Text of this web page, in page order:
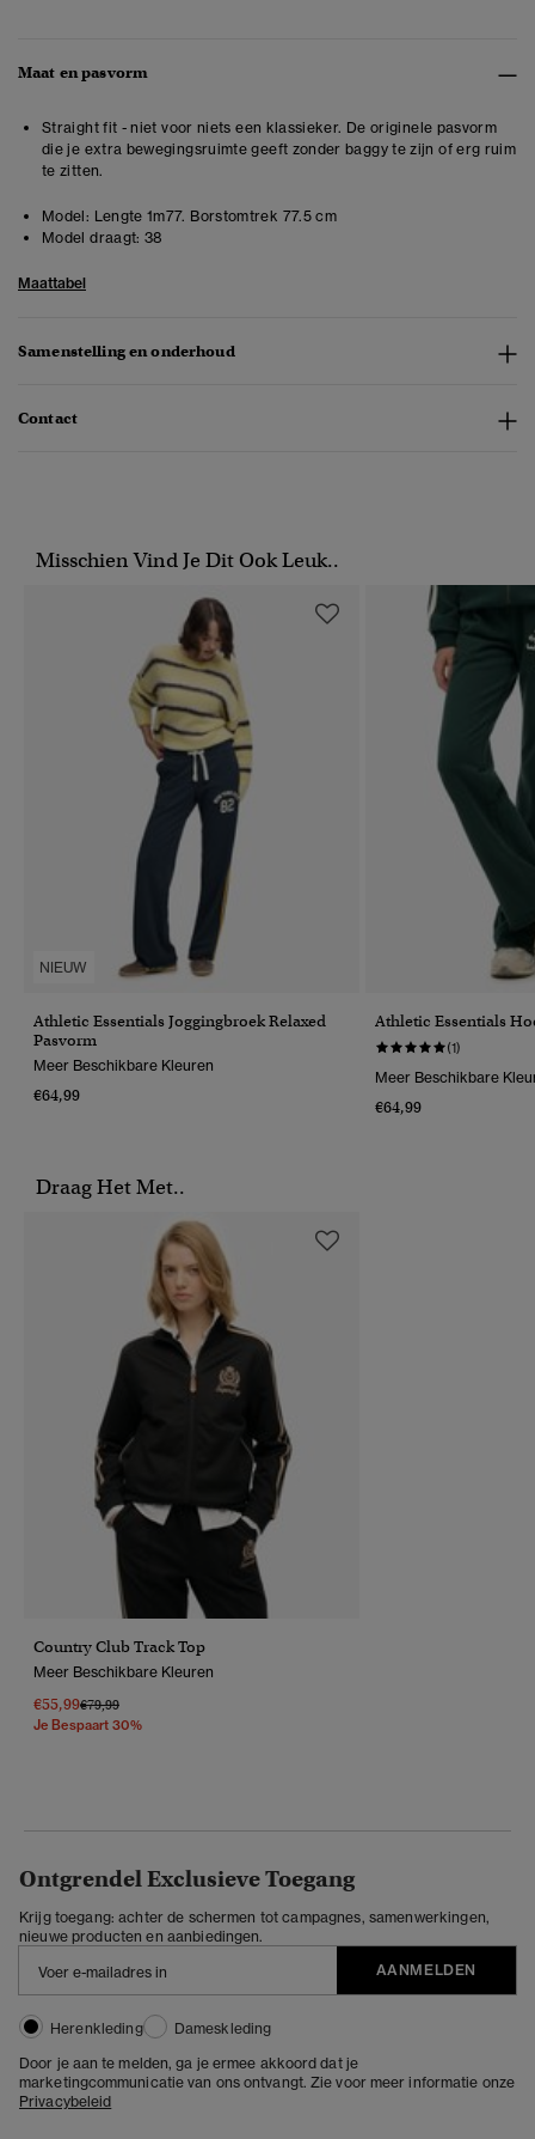
Maat en pasvorm
Straight fit - niet voor niets een klassieker. De originele pasvorm
die je extra bewegingsruimte geeft zonder baggy te zijn of erg ruim
te zitten.
Model: Lengte 1m77. Borstomtrek 77.5 cm
Model draagt: 38
Maattabel
Samenstelling en onderhoud
Contact
Misschien Vind Je Dit Ook Leuk..
NIEUW
Athletic Essentials Joggingbroek Relaxed
Pasvorm
Meer Beschikbare Kleuren
€64,99
Athletic Essentials
(1)
Meer Beschikbare
€64,99
Draag Het Met..
Country Club Track Top
Meer Beschikbare Kleuren
€55,99Prijs Verlaagd Van
€79,99Naar
Je Bespaart 30%
Ontgrendel Exclusieve Toegang
Krijg toegang: achter de schermen tot campagnes, samenwerkingen,
nieuwe producten en aanbiedingen.
AANMELDEN
Herenkleding
Dameskleding
Door je aan te melden, ga je ermee akkoord dat je
marketingcommunicatie van ons ontvangt. Zie voor meer informatie onze
Privacybeleid